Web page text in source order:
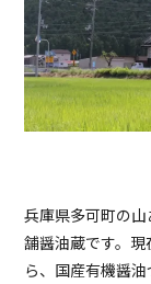
兵庫県多可町の
舗醤油蔵です。
ら、国産有機醤